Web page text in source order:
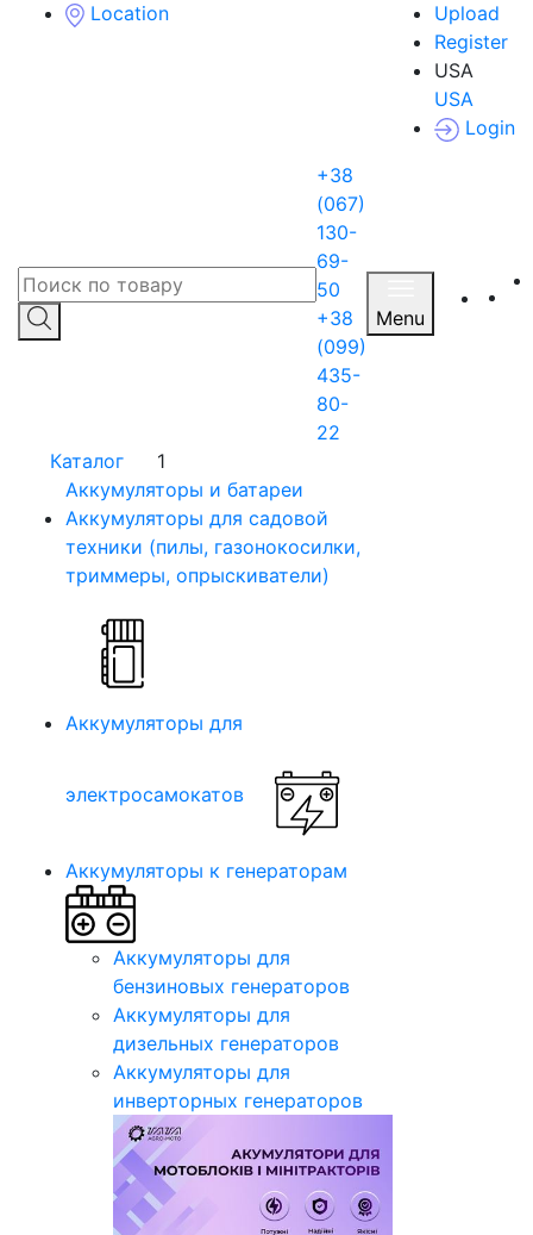
Location
Upload
Register
USA
USA
Login
+38
(067)
130-
69-
50
+38
(099)
435-
80-
22
Menu
Каталог
1
Аккумуляторы и батареи
Аккумуляторы для садовой
техники (пилы, газонокосилки,
триммеры, опрыскиватели)
Аккумуляторы для
электросамокатов
Аккумуляторы к генераторам
Аккумуляторы для
бензиновых генераторов
Аккумуляторы для
дизельных генераторов
Аккумуляторы для
инверторных генераторов